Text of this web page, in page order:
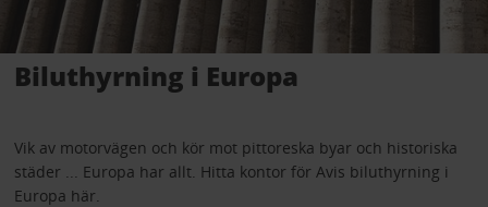
Biluthyrning i Europa
Vik av motorvägen och kör mot pittoreska byar och historiska
städer ... Europa har allt. Hitta kontor för Avis biluthyrning i
Europa här.